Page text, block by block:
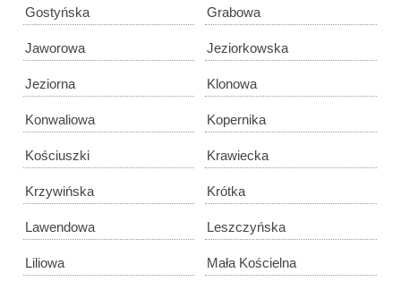
Gostyńska Grabowa
Jaworowa Jeziorkowska
Jeziorna Klonowa
Konwaliowa Kopernika
Kościuszki Krawiecka
Krzywińska Krótka
Lawendowa Leszczyńska
Liliowa Mała Kościelna